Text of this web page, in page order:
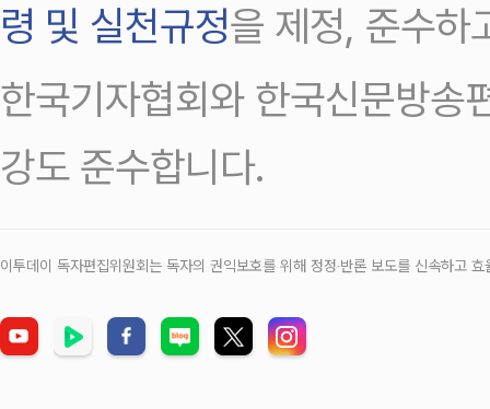
령 및 실천규정을 제정, 준수하
한국기자협회와 한국신문방송
강도 준수합니다.
이투데이 독자편집위원회는 독자의 권익보호를 위해 정정‧반론 보도를 신속하고